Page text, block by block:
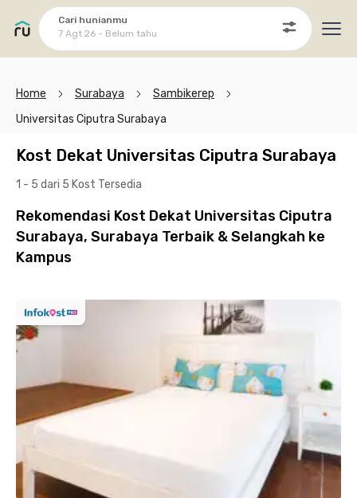
Cari hunianmu
7 Agt 26 - Belum tahu
Home Surabaya
Sambikerep
Universitas Ciputra Surabaya
Kost Dekat Universitas Ciputra Surabaya
1 - 5 dari 5 Kost Tersedia
Rekomendasi Kost Dekat Universitas Ciputra
Surabaya, Surabaya Terbaik & Selangkah ke
Kampus